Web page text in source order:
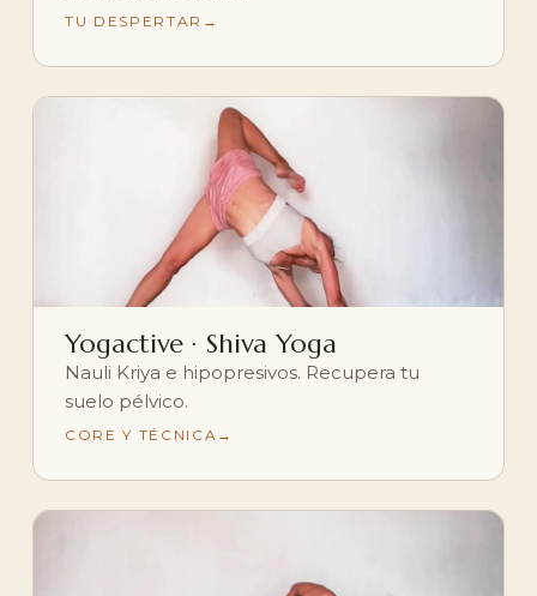
TU DESPERTAR
Yogactive · Shiva Yoga
Nauli Kriya e hipopresivos. Recupera tu
suelo pélvico.
CORE Y TÉCNICA